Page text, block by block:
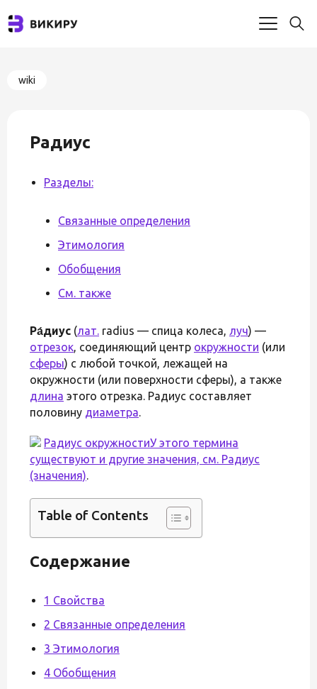
wiki
Радиус
Разделы:
Связанные определения
Этимология
Обобщения
См. также
Ра́диус (лат. radius — спица колеса, луч) —
отрезок, соединяющий центр окружности (или
сферы) с любой точкой, лежащей на
окружности (или поверхности сферы), а также
длина этого отрезка. Радиус составляет
половину диаметра.
Радиус окружностиУ этого термина
существуют и другие значения, см. Радиус
(значения).
Table of Contents
Содержание
1 Свойства
2 Связанные определения
3 Этимология
4 Обобщения